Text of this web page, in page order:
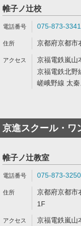
帷子ノ辻校
075-873-3341
京都府京都市
京福電鉄嵐山
京福電鉄北野
嵯峨野線 太
京進スクール・ワ
帷子ノ辻教室
075-873-3250
京都府京都市
1F
京福電鉄嵐山